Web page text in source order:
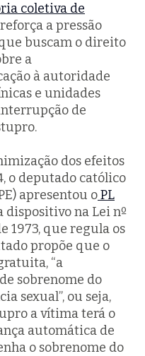
coletiva de
reforça a pressão
buscam o direito
a
à autoridade
e unidades
de
dos efeitos
o deputado católico
apresentou oPL
dispositivo na Lei nº
1973, que regula os
propõe que o
“a
sobrenome do
sexual”, ou seja,
a vítima terá o
automática de
o sobrenome do